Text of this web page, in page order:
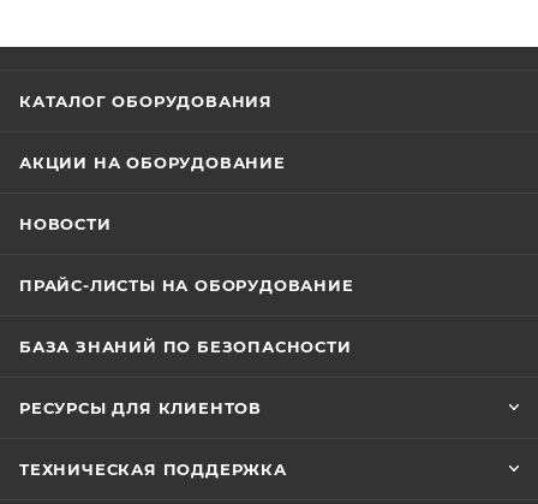
КАТАЛОГ ОБОРУДОВАНИЯ
АКЦИИ НА ОБОРУДОВАНИЕ
НОВОСТИ
ПРАЙС-ЛИСТЫ НА ОБОРУДОВАНИЕ
БАЗА ЗНАНИЙ ПО БЕЗОПАСНОСТИ
РЕСУРСЫ ДЛЯ КЛИЕНТОВ
ТЕХНИЧЕСКАЯ ПОДДЕРЖКА